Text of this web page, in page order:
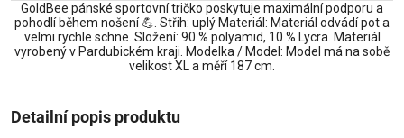
GoldBee pánské sportovní tričko poskytuje maximální podporu a
pohodlí během nošení 💪. Střih: uplý Materiál: Materiál odvádí pot a
velmi rychle schne. Složení: 90 % polyamid, 10 % Lycra. Materiál
vyrobený v Pardubickém kraji. Modelka / Model: Model má na sobě
velikost XL a měří 187 cm.
Detailní popis produktu